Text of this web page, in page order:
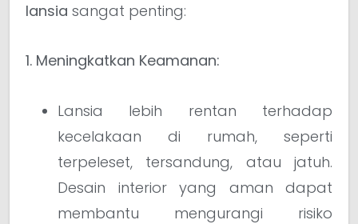
lansia sangat penting:
1. Meningkatkan Keamanan:
Lansia lebih rentan terhadap
kecelakaan di rumah, seperti
terpeleset, tersandung, atau jatuh.
Desain interior yang aman dapat
membantu mengurangi risiko